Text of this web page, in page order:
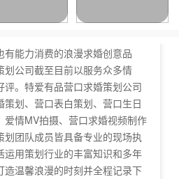
司，于2018年正式成立，是国内
能力消费的浪漫求婚创意品
划公司截至目前以服务众多情
。特爱有品营口求婚策划公司
划、营口表白策划、营口生日
爱情MV拍摄、营口求婚视频制作
划团队成员皆具备专业的现场执
运用策划行业的丰富知识和多年
造温馨浪漫的时刻并全程记录下